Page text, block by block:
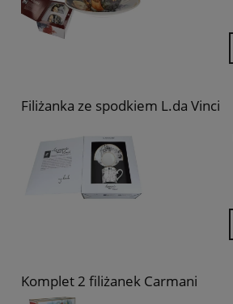
Filiżanka ze spodkiem L.da Vinci
Komplet 2 filiżanek Carmani